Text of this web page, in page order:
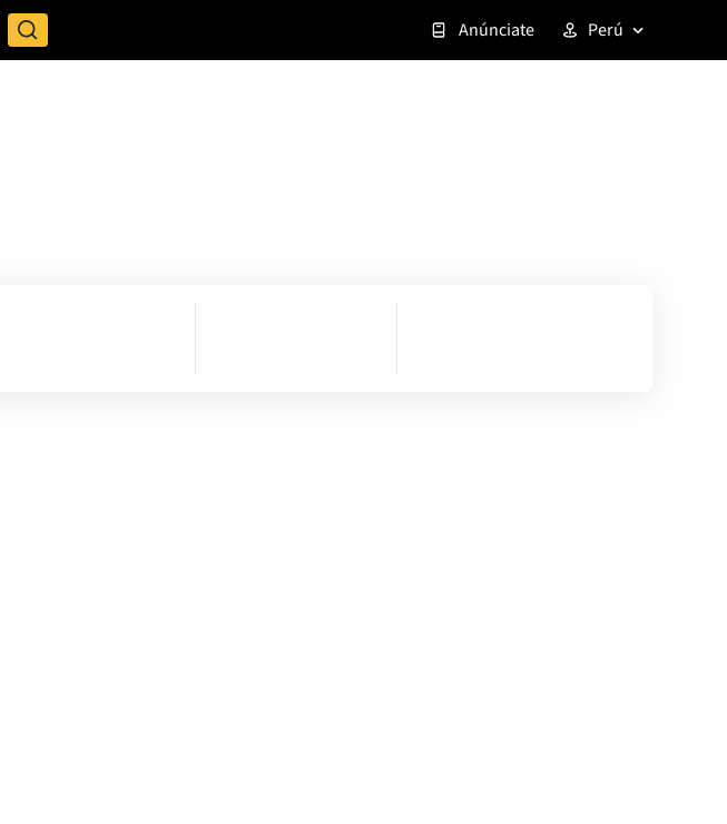
Anúnciate Perú